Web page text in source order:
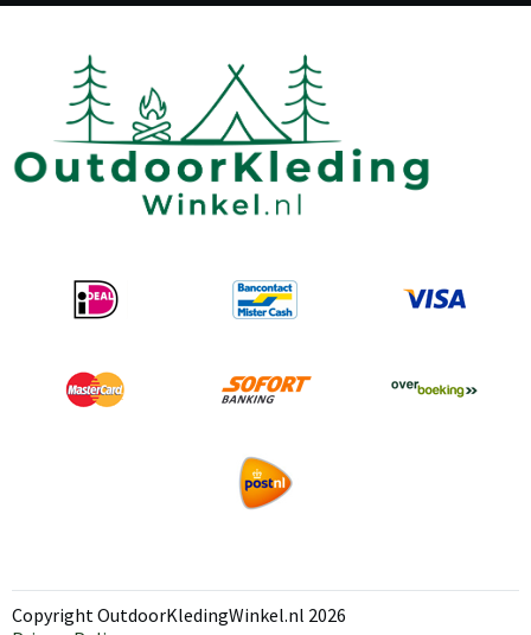
Copyright OutdoorKledingWinkel.nl 2026